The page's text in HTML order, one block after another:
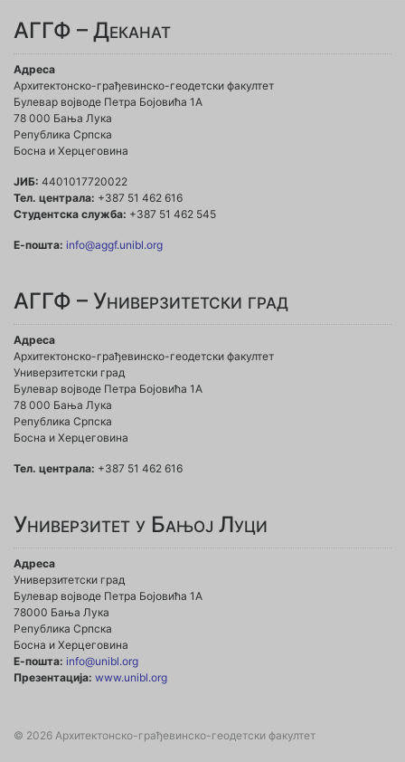
АГГФ – Деканат
Адреса
Архитектонско-грађевинско-геодетски факултет
Булевар војводе Петра Бојовића 1A
78 000 Бања Лука
Република Српска
Босна и Херцеговина
ЈИБ: 4401017720022
Тел. централа: +387 51 462 616
Студентска служба: +387 51 462 545
Е-пошта: info@aggf.unibl.org
АГГФ – Универзитетски град
Адреса
Архитектонско-грађевинско-геодетски факултет
Универзитетски град
Булевар војводе Петра Бојовића 1A
78 000 Бања Лука
Република Српска
Босна и Херцеговина
Тел. централа: +387 51 462 616
Универзитет у Бањој Луци
Адреса
Универзитетски град
Булевар војводе Петра Бојовића 1А
78000 Бања Лука
Република Српска
Босна и Херцеговина
Е-пошта: info@unibl.org
Презентација: www.unibl.org
© 2026 Архитектонско-грађевинско-геодетски факултет